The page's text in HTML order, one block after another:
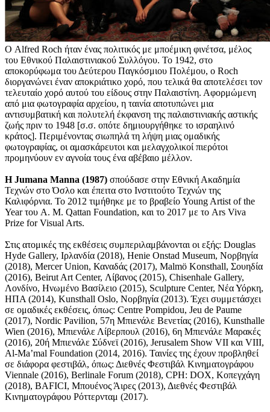
Ο Alfred Roch ήταν ένας πολιτικός με μποέμικη φινέτσα, μέλος
του Εθνικού Παλαιστινιακού Συλλόγου. Το 1942, στο
αποκορύφωμα του Δεύτερου Παγκόσμιου Πολέμου, ο Roch
διοργανώνει έναν αποκριάτικο χορό, που τελικά θα αποτελέσει τον
τελευταίο χορό αυτού του είδους στην Παλαιστίνη. Αφορμώμενη
από μια φωτογραφία αρχείου, η ταινία αποτυπώνει μια
αντισυμβατική και πολυτελή έκφανση της παλαιστινιακής αστικής
ζωής πριν το 1948 [σ.σ. οπότε δημιουργήθηκε το ισραηλινό
κράτος]. Περιμένοντας σιωπηλά τη λήψη μιας ομαδικής
φωτογραφίας, οι αμασκάρευτοι και μελαγχολικοί πιερότοι
προμηνύουν εν αγνοία τους ένα αβέβαιο μέλλον.
Η Jumana Manna (1987) σπούδασε στην Εθνική Ακαδημία
Τεχνών στο Όσλο και έπειτα στο Ινστιτούτο Τεχνών της
Καλιφόρνια. Το 2012 τιμήθηκε με το βραβείο Young Artist of the
Year του A. M. Qattan Foundation, και το 2017 με το Ars Viva
Prize for Visual Arts.
Στις ατομικές της εκθέσεις συμπεριλαμβάνονται οι εξής: Douglas
Hyde Gallery, Ιρλανδία (2018), Henie Onstad Museum, Νορβηγία
(2018), Mercer Union, Καναδάς (2017), Malmö Konsthall, Σουηδία
(2016), Beirut Art Center, Λίβανος (2015), Chisenhale Gallery,
Λονδίνο, Ηνωμένο Βασίλειο (2015), Sculpture Center, Νέα Υόρκη,
ΗΠΑ (2014), Kunsthall Oslo, Νορβηγία (2013). Έχει συμμετάσχει
σε ομαδικές εκθέσεις, όπως: Centre Pompidou, Jeu de Paume
(2017), Nordic Pavilion, 57η Μπιενάλε Βενετίας (2016), Kunsthalle
Wien (2016), Μπιενάλε Λίβερπουλ (2016), 6η Μπιενάλε Μαρακές
(2016), 20ή Μπιενάλε Σύδνεϊ (2016), Jerusalem Show VII και VIII,
Al-Ma’mal Foundation (2014, 2016). Ταινίες της έχουν προβληθεί
σε διάφορα φεστιβάλ, όπως: Διεθνές Φεστιβάλ Κινηματογράφου
Viennale (2016), Berlinale Forum (2018), CPH: DOX, Κοπεγχάγη
(2018), BAFICI, Μπουένος Άιρες (2013), Διεθνές Φεστιβάλ
Κινηματογράφου Ρόττερνταμ (2017).